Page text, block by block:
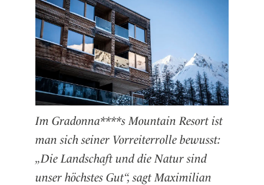
Im Gradonna****s Mountain Resort ist
man sich seiner Vorreiterrolle bewusst:
„Die Landschaft und die Natur sind
unser höchstes Gut“, sagt Maximilian